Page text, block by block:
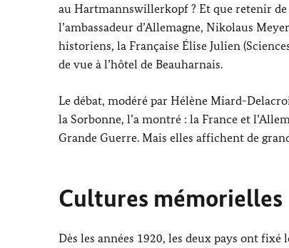
au Hartmannswillerkopf ? Et que retenir
l’ambassadeur d’Allemagne, Nikolaus
historiens, la Française Élise Julien
de vue à l’hôtel de Beauharnais.
Le débat, modéré par Hélène Miard-
la Sorbonne, l’a montré : la France et
Grande Guerre. Mais elles affichent de
Cultures mémorielles
Dès les années 1920, les deux pays ont